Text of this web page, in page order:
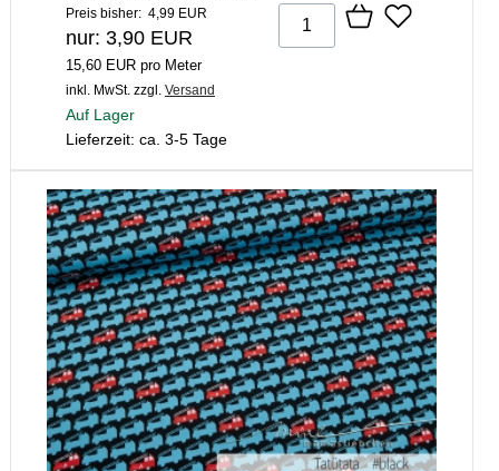
Preis bisher: 4,99 EUR
nur: 3,90 EUR
15,60 EUR pro Meter
inkl. MwSt. zzgl. Versand
Auf Lager
Lieferzeit: ca. 3-5 Tage